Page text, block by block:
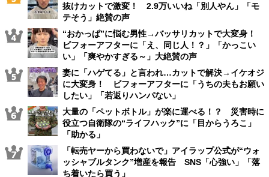
抜けカットで激変！ 2.9万いいね「別人やん」「モ
テそう」絶賛の声
“おかっぱ”に悩む男性→バッサリカットで大変身！
ビフォーアフターに「え、同じ人！？」「かっこい
い」「爽やかすぎる～」大絶賛の声
妻に「ハゲてる」と言われ…カットで解決→イケオジ
に大変身！ ビフォーアフターに「うちの夫もお願い
したい」「若返りハンパない」
大量の「ペットボトル」が楽に運べる！？ 災害時に
役立つ自衛隊の“ライフハック”に「目からうろこ」
「助かる」
「転売ヤーから買わないで」アイラップ公式が“ウォ
ッシャブルタンク”増産を報告 SNS「心強い」「落
ち着いたら買う」